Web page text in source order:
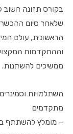
בקורס תזונה חשוב
שלאחר סיום
הראשונית, עולם
וההתקדמות
ממשיכים להשתנות.
השתלמויות וסמינרים
מתקדמים
– מומלץ להשתתף